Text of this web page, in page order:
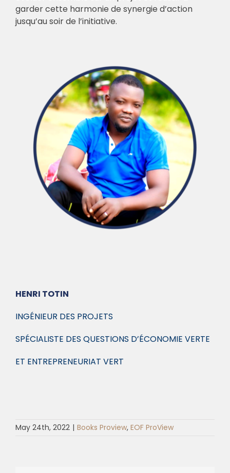
garder cette harmonie de synergie d’action
jusqu’au soir de l’initiative.
HENRI TOTIN
INGÉNIEUR DES PROJETS
SPÉCIALISTE DES QUESTIONS D’ÉCONOMIE VERTE
ET ENTREPRENEURIAT VERT
May 24th, 2022 | Books Proview, EOF ProView